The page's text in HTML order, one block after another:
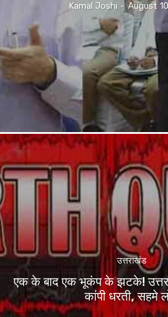
Kamal Joshi - August
उत्तराखंड
एक के बाद एक भूकंप के झटके!
कांपी धरती, सहमे